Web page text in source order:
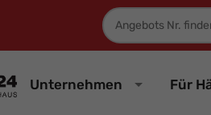
Fahrzeugnummer
Unternehmen Für